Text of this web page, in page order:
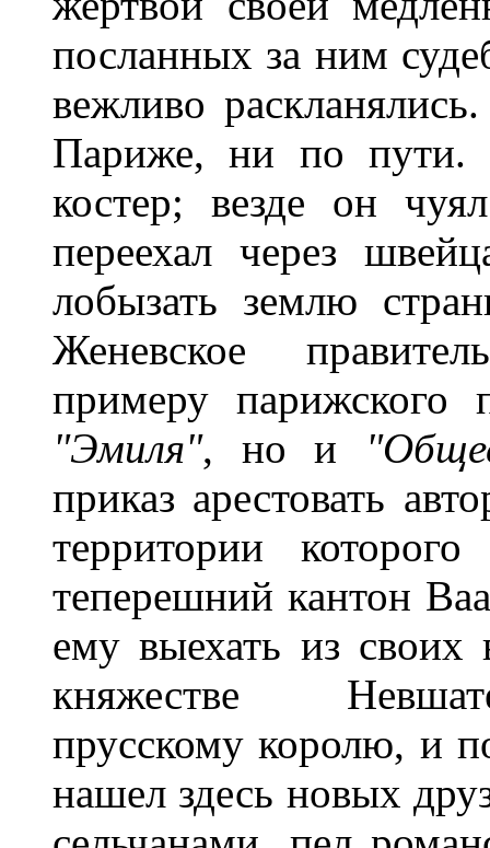
посланных за ним
вежливо
Париже, ни по пути.
костер; везде он
переехал через
лобызать землю
Женевское
примеру парижского
"Эмиля", но и
приказ арестовать
территории
теперешний кантон
ему выехать из
княжестве
прусскому королю, и
нашел здесь новых